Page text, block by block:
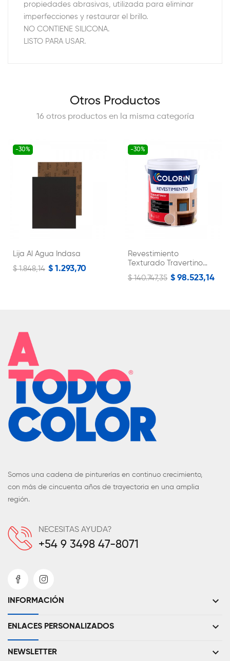
propiedades abrasivas, utilizada para eliminar
imperfecciones y restaurar el brillo.
NO CONTIENE SILICONA.
LISTO PARA USAR.
Otros Productos
16 otros productos en la misma categoría
-30%
Lija Al Agua Indasa
$ 1.848,14 $ 1.293,70
-30%
Revestimiento
Texturado Travertino
Rulato Colorin
$ 140.747,35 $ 98.523,14
Somos una cadena de pinturerías en continuo crecimiento,
con más de cincuenta años de trayectoria en una amplia
región.
NECESITAS AYUDA?
+54 9 3498 47-8071
INFORMACIÓN keyboard_arrow_down
ENLACES PERSONALIZADOS keyboard_arrow_down
NEWSLETTER keyboard_arrow_down